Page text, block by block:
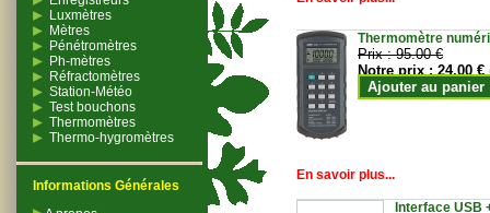
Luxmètres
Mètres
Pénétromètres
Ph-mètres
Réfractomètres
Station-Météo
Test bouchons
Thermomètres
Thermo-hygromètres
Informations Générales
Thermomètre
Prix :95.00 €
Notre prix :24.00 €
Ajouter au panier
En savoir plus...
Interface USB